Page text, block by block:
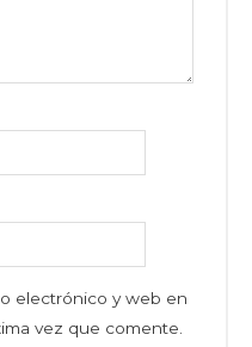
electrónico y web en
vez que comente.